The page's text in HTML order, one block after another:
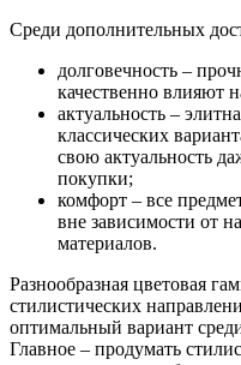
Среди дополнительных
долговечность –
качественно влияют
актуальность –
классических
свою актуальность
покупки;
комфорт – все
вне зависимости от
материалов.
Разнообразная цветовая
стилистических
оптимальный вариант
Главное – продумать